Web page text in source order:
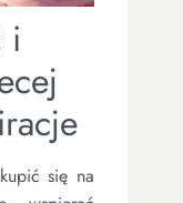
i
się na